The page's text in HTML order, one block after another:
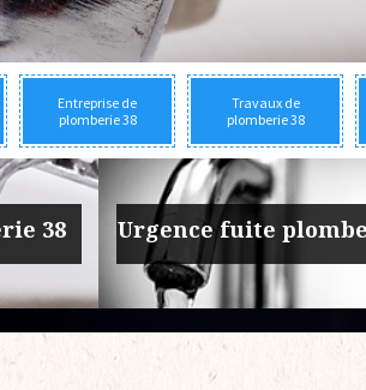
Entreprise de
plomberie 38
Travaux de
plomberie 38
38 Travaux de